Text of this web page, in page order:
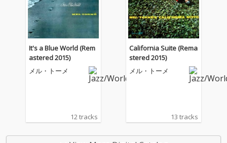
It's a Blue World (Rem
astered 2015)
メル・トーメ
12 tracks
California Suite (Rema
stered 2015)
メル・トーメ
13 tracks